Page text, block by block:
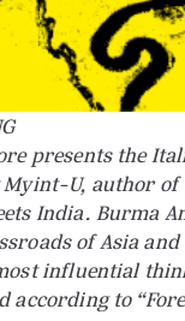
presents the
U, author of
India. Burma
of Asia and
influential
according to